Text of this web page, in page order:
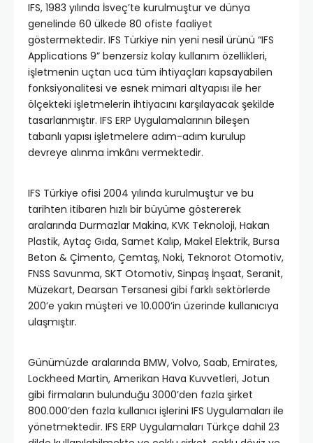
IFS, 1983 yılında İsveç’te kurulmuştur ve dünya
genelinde 60 ülkede 80 ofiste faaliyet
göstermektedir. IFS Türkiye nin yeni nesil ürünü “IFS
Applications 9” benzersiz kolay kullanım özellikleri,
işletmenin uçtan uca tüm ihtiyaçları kapsayabilen
fonksiyonalitesi ve esnek mimari altyapısı ile her
ölçekteki işletmelerin ihtiyacını karşılayacak şekilde
tasarlanmıştır. IFS ERP Uygulamalarının bileşen
tabanlı yapısı işletmelere adım-adım kurulup
devreye alınma imkânı vermektedir.
IFS Türkiye ofisi 2004 yılında kurulmuştur ve bu
tarihten itibaren hızlı bir büyüme göstererek
aralarında Durmazlar Makina, KVK Teknoloji, Hakan
Plastik, Aytaç Gıda, Samet Kalıp, Makel Elektrik, Bursa
Beton & Çimento, Çemtaş, Noki, Teknorot Otomotiv,
FNSS Savunma, SKT Otomotiv, Sinpaş İnşaat, Seranit,
Müzekart, Dearsan Tersanesi gibi farklı sektörlerde
200’e yakın müşteri ve 10.000’in üzerinde kullanıcıya
ulaşmıştır.
Günümüzde aralarında BMW, Volvo, Saab, Emirates,
Lockheed Martin, Amerikan Hava Kuvvetleri, Jotun
gibi firmaların bulunduğu 3000’den fazla şirket
800.000’den fazla kullanıcı işlerini IFS Uygulamaları ile
yönetmektedir. IFS ERP Uygulamaları Türkçe dahil 23